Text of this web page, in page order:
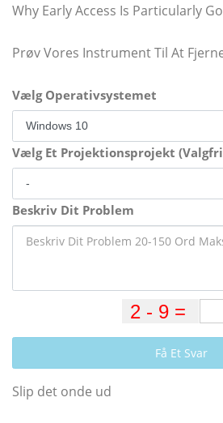
Why Early Access Is Particularly
Prøv Vores Instrument Til At
Vælg Operativsystemet
Vælg Et Projektionsprojekt
Beskriv Dit Problem
Få Et Svar
Slip det onde ud